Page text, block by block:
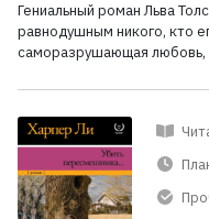
Гениальный роман Льва
равнодушным никого, кто
саморазрушающая любовь,